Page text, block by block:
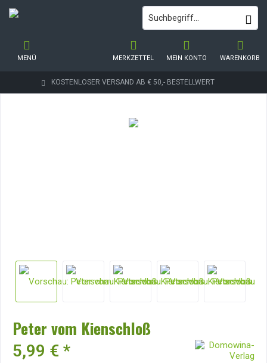
KOSTENLOSER VERSAND AB € 50,- BESTELLWERT
WARENKORB
MERKZETTEL MEIN KONTO
MENÜ
Peter vom Kienschloß
5,99 € *